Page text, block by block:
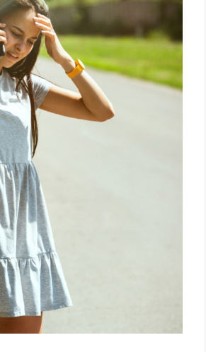
Fryzjer
Kino
Poczta